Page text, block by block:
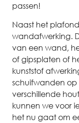
passen!
Naast het
wandafwerking.
van een wand,
of gipsplaten of
kunststof
schuifwanden
verschillende
kunnen we voor
het nu gaat om